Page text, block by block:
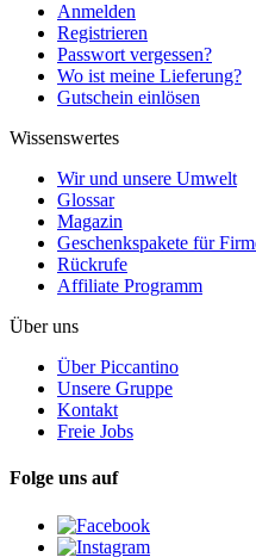
Anmelden
Registrieren
Passwort vergessen?
Wo ist meine Lieferung?
Gutschein einlösen
Wissenswertes
Wir und unsere Umwelt
Glossar
Magazin
Geschenkspakete für
Rückrufe
Affiliate Programm
Über uns
Über Piccantino
Unsere Gruppe
Kontakt
Freie Jobs
Folge uns auf